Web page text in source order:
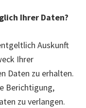
Ihrer Daten?
Auskunft
Ihrer
Daten zu erhalten.
Berichtigung,
zu verlangen.